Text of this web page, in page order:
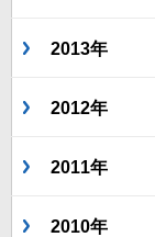
2013年
2012年
2011年
2010年